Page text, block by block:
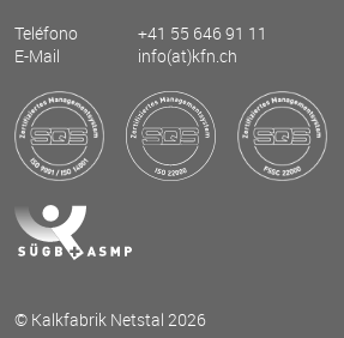
Teléfono
+41 55 646 91 11
E-Mail
info(at)kfn.ch
© Kalkfabrik Netstal 2026